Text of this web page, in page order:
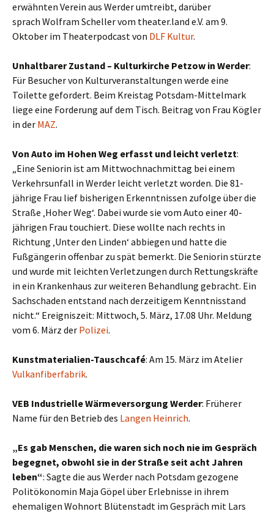
erwähnten Verein aus Werder umtreibt, darüber
sprach Wolfram Scheller vom theater.land e.V. am 9.
Oktober im Theaterpodcast von DLF Kultur.
Unhaltbarer Zustand – Kulturkirche Petzow in Werder:
Für Besucher von Kulturveranstaltungen werde eine
Toilette gefordert. Beim Kreistag Potsdam-Mittelmark
liege eine Forderung auf dem Tisch. Beitrag von Frau Kögler
in der MAZ.
Von Auto im Hohen Weg erfasst und leicht verletzt:
„Eine Seniorin ist am Mittwochnachmittag bei einem
Verkehrsunfall in Werder leicht verletzt worden. Die 81-
jährige Frau lief bisherigen Erkenntnissen zufolge über die
Straße ‚Hoher Weg‘. Dabei wurde sie vom Auto einer 40-
jährigen Frau touchiert. Diese wollte nach rechts in
Richtung ‚Unter den Linden‘ abbiegen und hatte die
Fußgängerin offenbar zu spät bemerkt. Die Seniorin stürzte
und wurde mit leichten Verletzungen durch Rettungskräfte
in ein Krankenhaus zur weiteren Behandlung gebracht. Ein
Sachschaden entstand nach derzeitigem Kenntnisstand
nicht.“ Ereigniszeit: Mittwoch, 5. März, 17.08 Uhr. Meldung
vom 6. März der Polizei.
Kunstmaterialien-Tauschcafé: Am 15. März im Atelier
Vulkanfiberfabrik.
VEB Industrielle Wärmeversorgung Werder: Früherer
Name für den Betrieb des Langen Heinrich.
„Es gab Menschen, die waren sich noch nie im Gespräch
begegnet, obwohl sie in der Straße seit acht Jahren
leben“: Sagte die aus Werder nach Potsdam gezogene
Politökonomin Maja Göpel über Erlebnisse in ihrem
ehemaligen Wohnort Blütenstadt im Gespräch mit Lars